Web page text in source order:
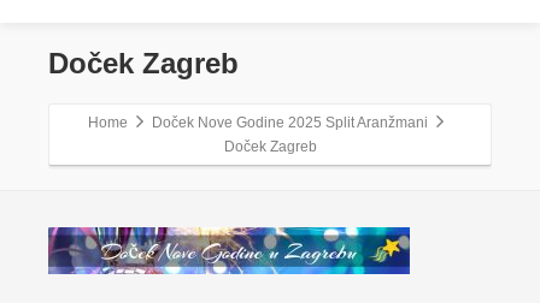
Doček Zagreb
Home
Doček Nove Godine 2025 Split Aranžmani
Doček Zagreb